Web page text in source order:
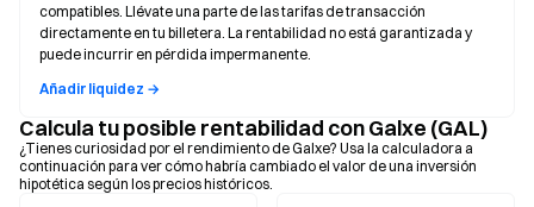
compatibles. Llévate una parte de las tarifas de transacción
directamente en tu billetera. La rentabilidad no está garantizada y
puede incurrir en pérdida impermanente.
Añadir liquidez →
Calcula tu posible rentabilidad con Galxe (GAL)
¿Tienes curiosidad por el rendimiento de Galxe? Usa la calculadora a
continuación para ver cómo habría cambiado el valor de una inversión
hipotética según los precios históricos.